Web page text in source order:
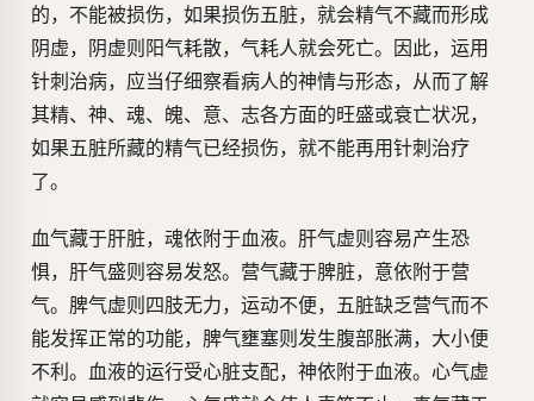
的，不能被损伤，如果损伤五脏，就会精气不藏而形成
阴虚，阴虚则阳气耗散，气耗人就会死亡。因此，运用
针刺治病，应当仔细察看病人的神情与形态，从而了解
其精、神、魂、魄、意、志各方面的旺盛或衰亡状况，
如果五脏所藏的精气已经损伤，就不能再用针刺治疗
了。
血气藏于肝脏，魂依附于血液。肝气虚则容易产生恐
惧，肝气盛则容易发怒。营气藏于脾脏，意依附于营
气。脾气虚则四肢无力，运动不便，五脏缺乏营气而不
能发挥正常的功能，脾气壅塞则发生腹部胀满，大小便
不利。血液的运行受心脏支配，神依附于血液。心气虚